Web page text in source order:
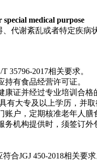
medical purpose
代谢紊乱或者特定疾
T 35796-2017相关要求。
有食品经营许可证。
证并经过专业培训合格
有大专及以上学历，并取
账户，定期核准老年人
务机构提供时，须签订
符合JGJ 450-2018相关要求